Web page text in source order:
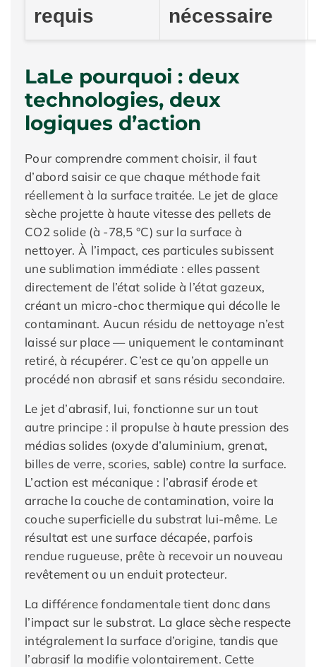
requis nécessaire
LaLe pourquoi : deux
technologies, deux
logiques d’action
Pour comprendre comment choisir, il faut
d’abord saisir ce que chaque méthode fait
réellement à la surface traitée. Le jet de glace
sèche projette à haute vitesse des pellets de
CO2 solide (à -78,5 °C) sur la surface à
nettoyer. À l’impact, ces particules subissent
une sublimation immédiate : elles passent
directement de l’état solide à l’état gazeux,
créant un micro-choc thermique qui décolle le
contaminant. Aucun résidu de nettoyage n’est
laissé sur place — uniquement le contaminant
retiré, à récupérer. C’est ce qu’on appelle un
procédé non abrasif et sans résidu secondaire.
Le jet d’abrasif, lui, fonctionne sur un tout
autre principe : il propulse à haute pression des
médias solides (oxyde d’aluminium, grenat,
billes de verre, scories, sable) contre la surface.
L’action est mécanique : l’abrasif érode et
arrache la couche de contamination, voire la
couche superficielle du substrat lui-même. Le
résultat est une surface décapée, parfois
rendue rugueuse, prête à recevoir un nouveau
revêtement ou un enduit protecteur.
La différence fondamentale tient donc dans
l’impact sur le substrat. La glace sèche respecte
intégralement la surface d’origine, tandis que
l’abrasif la modifie volontairement. Cette